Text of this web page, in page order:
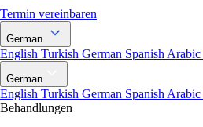
Termin vereinbaren
German
English Turkish German Spanish Arabic
German
English Turkish German Spanish Arabic
Behandlungen